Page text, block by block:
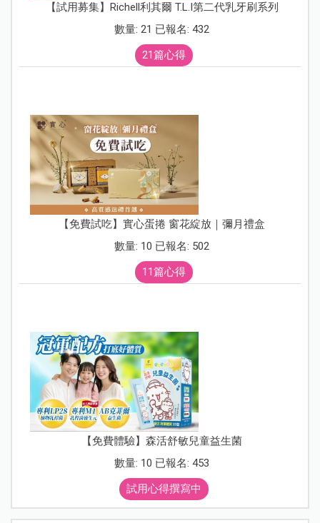
【試用募集】Richell利其爾 T.L.I第二代乳牙刷系列
數量: 21 已報名: 432
21篇心得
【免費試吃】實心蛋捲 窗花綻放｜彌月禮盒
數量: 10 已報名: 502
11篇心得
【免費體驗】森活舒敏兒童益生菌
數量: 10 已報名: 453
試用心得撰寫中